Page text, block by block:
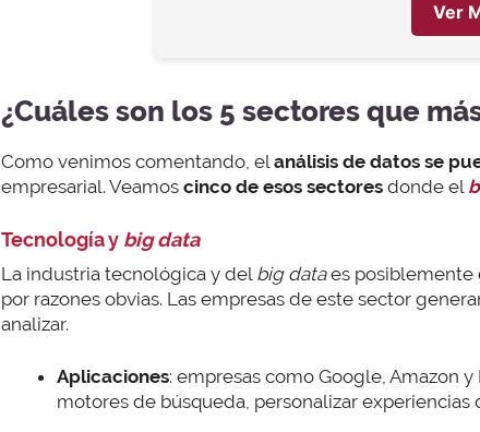
Ver
¿Cuáles son los 5 sectores que
Como venimos comentando, elanálisis de datos se
empresarial. Veamos cinco de esos sectores donde el
Tecnología y big data
La industria tecnológica y del big dataes posiblemente
por razones obvias. Las empresas de este sector
analizar.
Aplicaciones: empresas como Google, Amazon
motores de búsqueda, personalizar